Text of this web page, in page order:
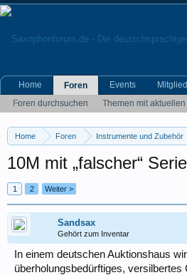
Home Foren Instrumente und Zubehör
10M mit „falscher“
1 2 Weiter >
Sandsax
Gehört zum Inventar
In einem deutschen Auktionshaus
überholungsbedürftiges, versilbertes
Home
Foren
Foren durchsuchen
Themen mit
Events